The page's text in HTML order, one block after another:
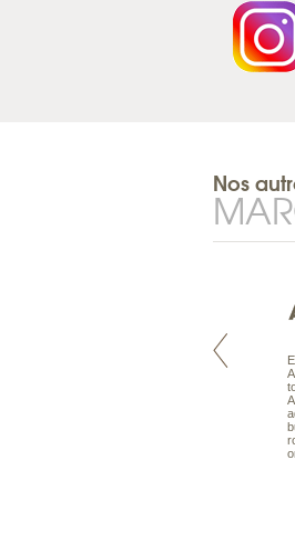
Nos
Pacifique à la carte est le spécialiste